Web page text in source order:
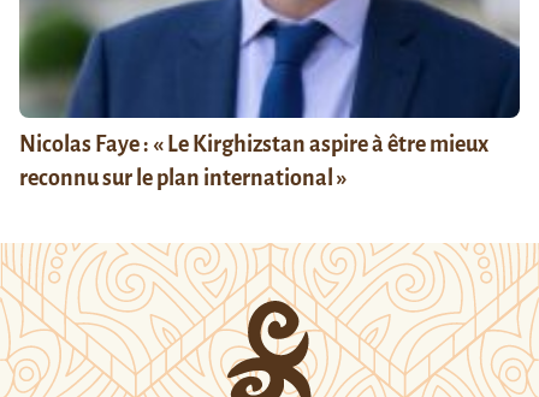
Nicolas Faye : « Le Kirghizstan aspire à être mieux
reconnu sur le plan international »